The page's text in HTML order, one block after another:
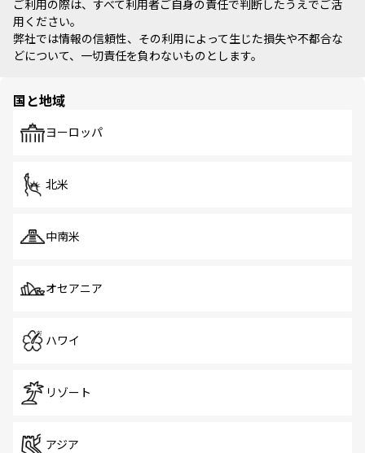
ご利用の際は、すべて利用者ご自身の責任で判断したうえでご活
用ください。
弊社では情報の信頼性、その利用によって生じた損失や不都合な
どについて、一切責任を負わないものとします。
国と地域
ヨーロッパ
北米
中南米
オセアニア
ハワイ
リゾート
アジア